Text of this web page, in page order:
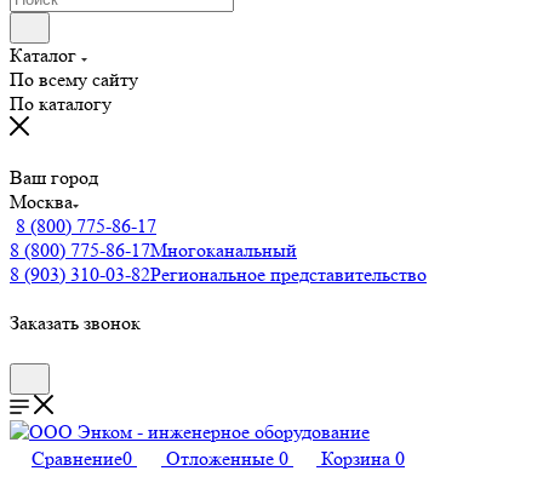
Каталог
По всему сайту
По каталогу
Ваш город
Москва
8 (800) 775-86-17
8 (800) 775-86-17Многоканальный
8 (903) 310-03-82Региональное представительство
Заказать звонок
Сравнение0 Отложенные 0 Корзина 0